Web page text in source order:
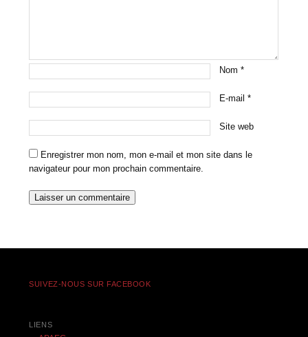
Nom*
E-mail*
Site web
Enregistrer mon nom, mon e-mail et mon site dans le
navigateur pour mon prochain commentaire.
SUIVEZ-NOUS SUR FACEBOOK
LIENS